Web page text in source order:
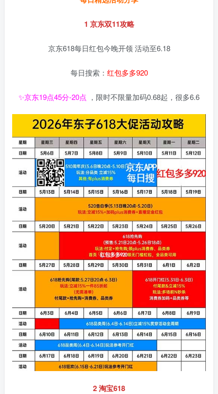
1 京东双11攻略
京东618每日红包今晚开领 活动至6.18
每日搜索： 红包多多920
✨京东19点45分-20点 ，限时不限量加码0.68起，很多6.6
2 淘宝618